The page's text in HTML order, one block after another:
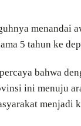
menandai
5 tahun ke
bahwa
ini menuju
menjadi